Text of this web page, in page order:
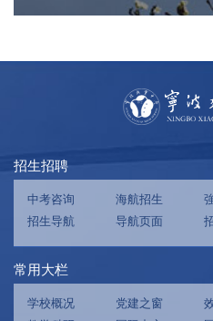
招生招聘
中考咨询 海航招生
招生导航
导航页面
常用大栏
学校概况 党建之窗